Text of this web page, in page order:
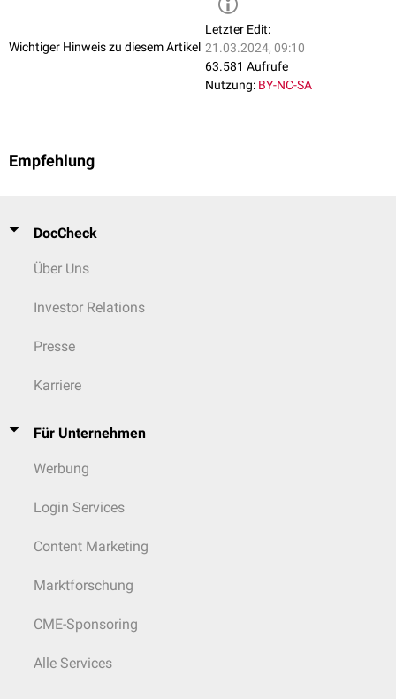
Wichtiger Hinweis zu diesem Artikel
Letzter Edit:
21.03.2024, 09:10
63.581 Aufrufe
Nutzung: BY-NC-SA
Empfehlung
DocCheck
Über Uns
Investor Relations
Presse
Karriere
Für Unternehmen
Werbung
Login Services
Content Marketing
Marktforschung
CME-Sponsoring
Alle Services